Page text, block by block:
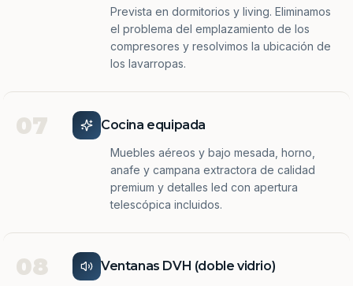
Prevista en dormitorios y living. Eliminamos
el problema del emplazamiento de los
compresores y resolvimos la ubicación de
los lavarropas.
07 Cocina equipada
Muebles aéreos y bajo mesada, horno,
anafe y campana extractora de calidad
premium y detalles led con apertura
telescópica incluidos.
08 Ventanas DVH (doble vidrio)